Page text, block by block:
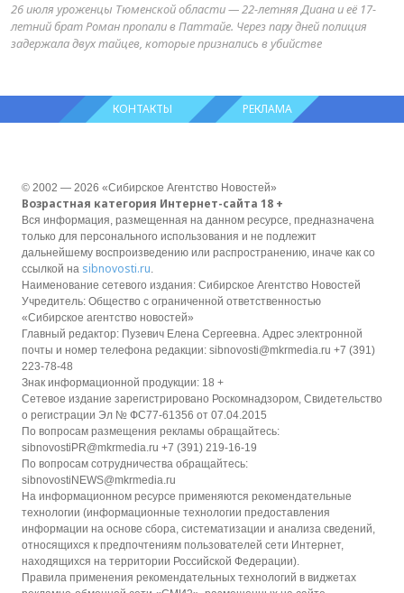
26 июля уроженцы Тюменской области — 22-летняя Диана и её 17-
летний брат Роман пропали в Паттайе. Через пару дней полиция
задержала двух тайцев, которые признались в убийстве
КОНТАКТЫ РЕКЛАМА
© 2002 — 2026 «Сибирское Агентство Новостей»
Возрастная категория Интернет-сайта 18 +
Вся информация, размещенная на данном ресурсе, предназначена
только для персонального использования и не подлежит
дальнейшему воспроизведению или распространению, иначе как со
ссылкой на sibnovosti.ru.
Наименование сетевого издания: Сибирское Агентство Новостей
Учредитель: Общество с ограниченной ответственностью
«Сибирское агентство новостей»
Главный редактор: Пузевич Елена Сергеевна. Адрес электронной
почты и номер телефона редакции: sibnovosti@mkrmedia.ru +7 (391)
223-78-48
Знак информационной продукции: 18 +
Сетевое издание зарегистрировано Роскомнадзором, Свидетельство
о регистрации Эл № ФС77-61356 от 07.04.2015
По вопросам размещения рекламы обращайтесь:
sibnovostiPR@mkrmedia.ru +7 (391) 219-16-19
По вопросам сотрудничества обращайтесь:
sibnovostiNEWS@mkrmedia.ru
На информационном ресурсе применяются рекомендательные
технологии (информационные технологии предоставления
информации на основе сбора, систематизации и анализа сведений,
относящихся к предпочтениям пользователей сети Интернет,
находящихся на территории Российской Федерации).
Правила применения рекомендательных технологий в виджетах